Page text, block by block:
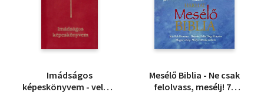
Imádságos
képeskönyvem - velúr /
Mesélő Biblia - Ne csak
felolvass, mesélj! 74